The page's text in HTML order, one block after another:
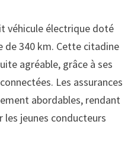
véhicule électrique doté
de 340 km. Cette citadine
agréable, grâce à ses
Les assurances
abordables, rendant
jeunes conducteurs